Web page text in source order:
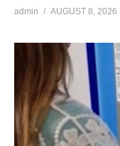
admin AUGUST 8, 2026